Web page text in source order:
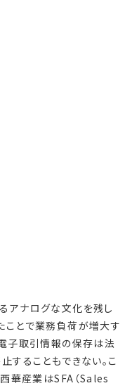
アナログな文化を残し
ことで業務負荷が増大す
子取引情報の保存は法
することもできない。こ
西華産業はSFA（Sales